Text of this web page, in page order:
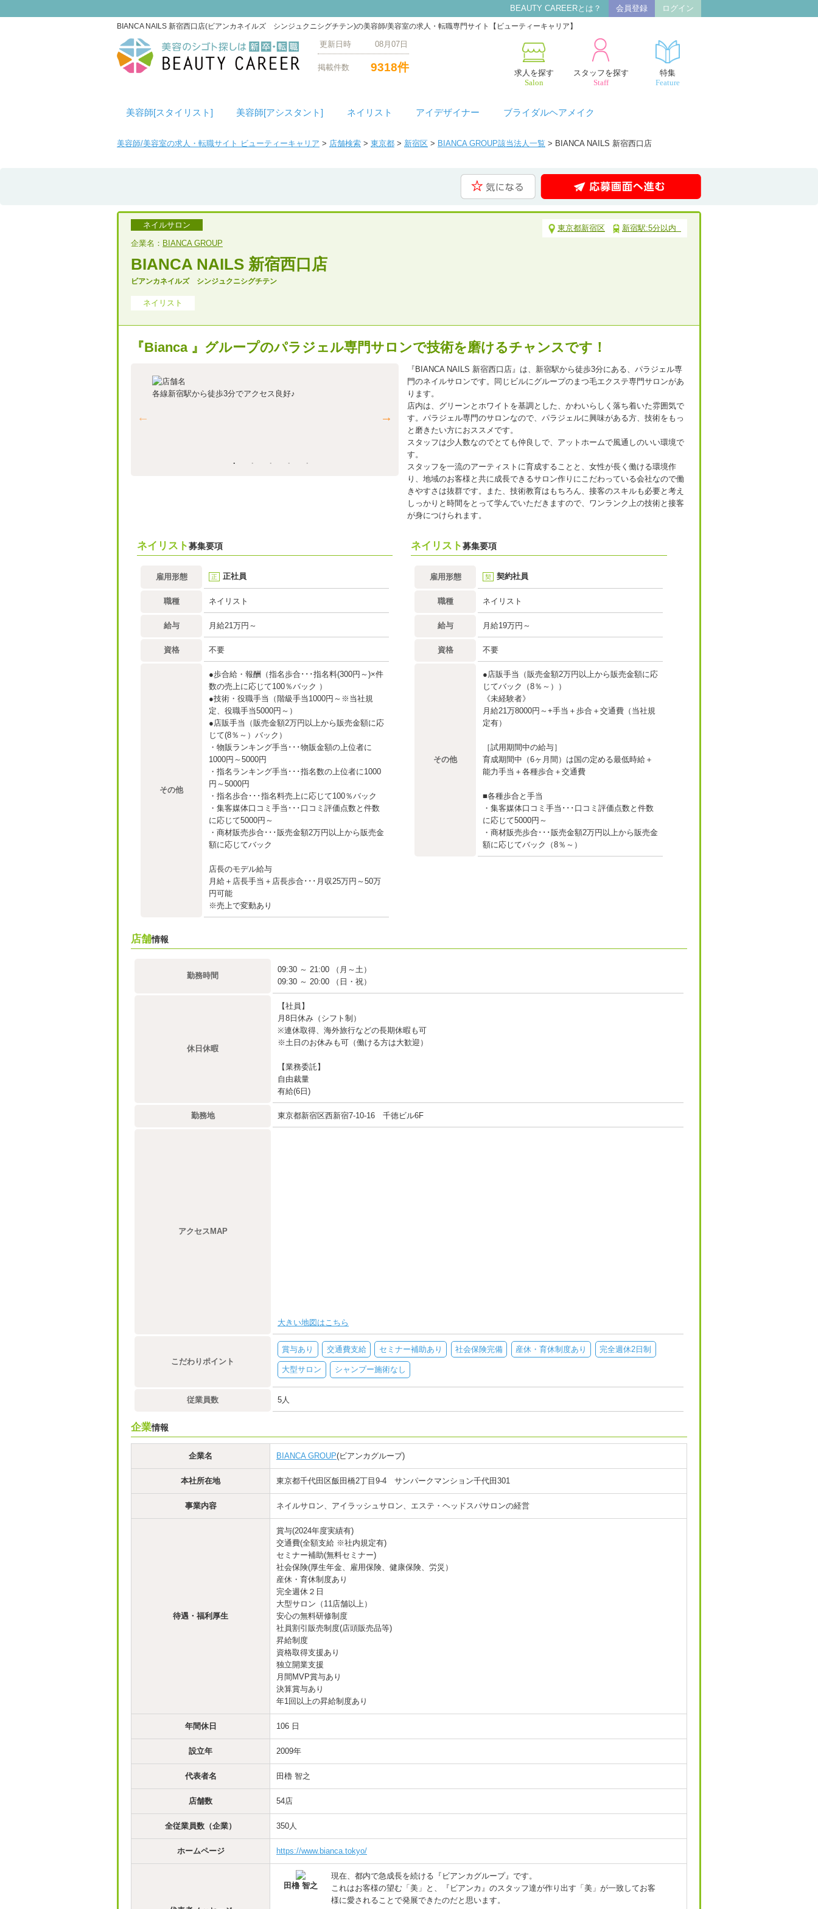
BEAUTY CAREERとは？ 会員登録 ログイン
BIANCA NAILS 新宿西口店(ビアンカネイルズ シンジュクニシグチテン)の美容師/美容室の求人・転職専門サイト【ビューティーキャリア】
更新日時 08月07日
9318件
掲載件数
求人を探す
Salon
スタッフを探す
Staff
特集
Feature
美容師[スタイリスト] 美容師[アシスタント] ネイリスト アイデザイナー ブライダルヘアメイク
美容師/美容室の求人・転職サイト ビューティーキャリア > 店舗検索 > 東京都 > 新宿区 > BIANCA GROUP該当法人一覧 > BIANCA NAILS 新宿西口店
ネイルサロン
企業名： BIANCA GROUP
東京都新宿区 新宿駅:5分以内
BIANCA NAILS 新宿西口店
ビアンカネイルズ シンジュクニシグチテン
ネイリスト
『Bianca 』グループのパラジェル専門サロンで技術を磨けるチャンスです！
各線新宿駅から徒歩3分でアクセス良好♪
美容業界の興味がある方、美容サロンの開業を目指している方
資格取得支援や独立開業支援も行っておりますので、更にスキ
ルアップして独立していきたい方のサポートも積極的に行いま
やかなサービスができると考えておりますので、スタッフ同
の関係が良好なのはもちろん、無理な残業は一切ありません
『BIANCA NAILS 新宿西口店』は、新宿駅から徒歩3分にある、パラジェル専
門のネイルサロンです。同じビルにグループのまつ毛エクステ専門サロンがあ
ります。
店内は、グリーンとホワイトを基調とした、かわいらしく落ち着いた雰囲気で
す。パラジェル専門のサロンなので、パラジェルに興味がある方、技術をもっ
と磨きたい方におススメです。
スタッフは少人数なのでとても仲良しで、アットホームで風通しのいい環境で
す。
スタッフを一流のアーティストに育成することと、女性が長く働ける環境作
り、地域のお客様と共に成長できるサロン作りにこだわっている会社なので働
きやすさは抜群です。また、技術教育はもちろん、接客のスキルも必要と考え
しっかりと時間をとって学んでいただきますので、ワンランク上の技術と接客
が身につけられます。
ネイリスト募集要項
雇用形態 正 正社員
職種 ネイリスト
給与 月給21万円～
資格 不要
その他
●歩合給・報酬（指名歩合･･･指名料(300円～)×件
数の売上に応じて100％バック ）
●技術・役職手当（階級手当1000円～※当社規
定、役職手当5000円～）
●店販手当（販売金額2万円以上から販売金額に応
じて(8％～）バック）
・物販ランキング手当･･･物販金額の上位者に
1000円～5000円
・指名ランキング手当･･･指名数の上位者に1000
円～5000円
・指名歩合･･･指名料売上に応じて100％バック
・集客媒体口コミ手当･･･口コミ評価点数と件数
に応じて5000円～
・商材販売歩合･･･販売金額2万円以上から販売金
額に応じてバック
店長のモデル給与
月給＋店長手当＋店長歩合･･･月収25万円～50万
円可能
※売上で変動あり
ネイリスト募集要項
雇用形態 契 契約社員
職種 ネイリスト
給与 月給19万円～
資格 不要
その他
●店販手当（販売金額2万円以上から販売金額に応
じてバック（8％～））
《未経験者》
月給21万8000円～+手当＋歩合＋交通費（当社規
定有）
［試用期間中の給与］
育成期間中（6ヶ月間）は国の定める最低時給＋
能力手当＋各種歩合＋交通費
■各種歩合と手当
・集客媒体口コミ手当･･･口コミ評価点数と件数
に応じて5000円～
・商材販売歩合･･･販売金額2万円以上から販売金
額に応じてバック（8％～）
店舗情報
勤務時間
09:30 ～ 21:00 （月～土）
09:30 ～ 20:00 （日・祝）
休日休暇
【社員】
月8日休み（シフト制）
※連休取得、海外旅行などの長期休暇も可
※土日のお休みも可（働ける方は大歓迎）
【業務委託】
自由裁量
有給(6日)
勤務地 東京都新宿区西新宿7-10-16 千徳ビル6F
アクセスMAP
大きい地図はこちら
こだわりポイント
賞与あり 交通費支給 セミナー補助あり 社会保険完備 産休・育休制度あり 完全週休2日制
大型サロン シャンプー施術なし
従業員数 5人
企業情報
企業名 BIANCA GROUP(ビアンカグループ)
本社所在地 東京都千代田区飯田橋2丁目9-4 サンパークマンション千代田301
事業内容 ネイルサロン、アイラッシュサロン、エステ・ヘッドスパサロンの経営
待遇・福利厚生
賞与(2024年度実績有)
交通費(全額支給 ※社内規定有)
セミナー補助(無料セミナー)
社会保険(厚生年金、雇用保険、健康保険、労災）
産休・育休制度あり
完全週休２日
大型サロン（11店舗以上）
安心の無料研修制度
社員割引販売制度(店頭販売品等)
昇給制度
資格取得支援あり
独立開業支援
月間MVP賞与あり
決算賞与あり
年1回以上の昇給制度あり
年間休日 106 日
設立年 2009年
代表者名 田櫓 智之
店舗数 54店
全従業員数（企業） 350人
ホームページ https://www.bianca.tokyo/
田櫓 智之
現在、都内で急成長を続ける『ビアンカグループ』です。
これはお客様の望む「美」と、『ビアンカ』のスタッフ達が作り出す「美」が一致してお客
様に愛されることで発展できたのだと思います。